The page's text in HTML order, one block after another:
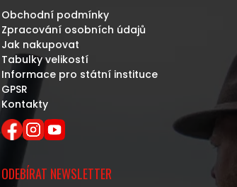
Obchodní podmínky
Zpracování osobních údajů
Jak nakupovat
Tabulky velikostí
Informace pro státní instituce
GPSR
Kontakty
ODEBÍRAT NEWSLETTER